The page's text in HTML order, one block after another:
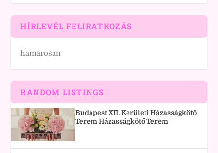
HÍRLEVÉL FELIRATKOZÁS
hamarosan
RANDOM LISTINGS
Budapest XII. Kerületi Házasságkötő
Terem Házasságkötő Terem